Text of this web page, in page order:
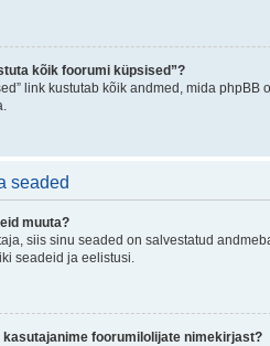
kõik foorumi küpsised”?
link kustutab kõik andmed, mida
seaded
muuta?
siis sinu seaded on salvestatud
seadeid ja eelistusi.
kasutajanime foorumilolijate nimekirjast?